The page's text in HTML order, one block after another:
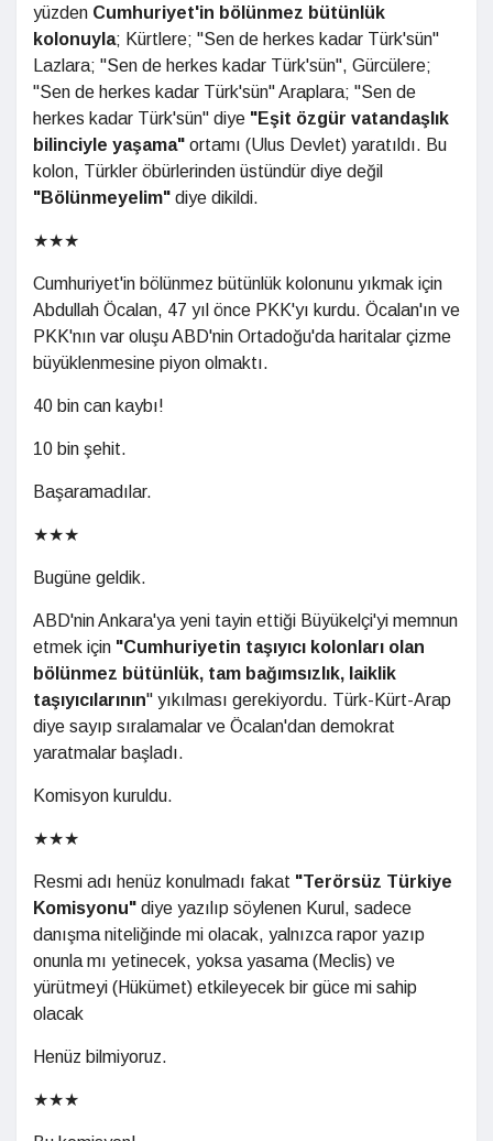
yüzden Cumhuriyet'in bölünmez bütünlük
kolonuyla; Kürtlere; "Sen de herkes kadar Türk'sün"
Lazlara; "Sen de herkes kadar Türk'sün", Gürcülere;
"Sen de herkes kadar Türk'sün" Araplara; "Sen de
herkes kadar Türk'sün" diye "Eşit özgür vatandaşlık
bilinciyle yaşama" ortamı (Ulus Devlet) yaratıldı. Bu
kolon, Türkler öbürlerinden üstündür diye değil
"Bölünmeyelim" diye dikildi.
★★★
Cumhuriyet'in bölünmez bütünlük kolonunu yıkmak için
Abdullah Öcalan, 47 yıl önce PKK'yı kurdu. Öcalan'ın ve
PKK'nın var oluşu ABD'nin Ortadoğu'da haritalar çizme
büyüklenmesine piyon olmaktı.
40 bin can kaybı!
10 bin şehit.
Başaramadılar.
★★★
Bugüne geldik.
ABD'nin Ankara'ya yeni tayin ettiği Büyükelçi'yi memnun
etmek için "Cumhuriyetin taşıyıcı kolonları olan
bölünmez bütünlük, tam bağımsızlık, laiklik
taşıyıcılarının" yıkılması gerekiyordu. Türk-Kürt-Arap
diye sayıp sıralamalar ve Öcalan'dan demokrat
yaratmalar başladı.
Komisyon kuruldu.
★★★
Resmi adı henüz konulmadı fakat "Terörsüz Türkiye
Komisyonu" diye yazılıp söylenen Kurul, sadece
danışma niteliğinde mi olacak, yalnızca rapor yazıp
onunla mı yetinecek, yoksa yasama (Meclis) ve
yürütmeyi (Hükümet) etkileyecek bir güce mi sahip
olacak
Henüz bilmiyoruz.
★★★